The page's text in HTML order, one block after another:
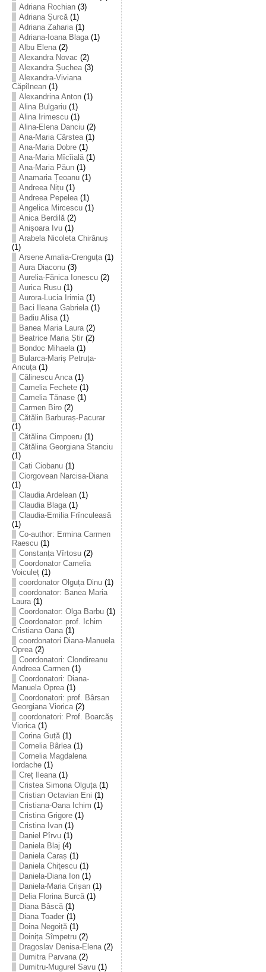
Adriana Rochian(3)
Adriana Șurcă(1)
Adriana Zaharia(1)
Adriana-Ioana Blaga(1)
Albu Elena(2)
Alexandra Novac (2)
Alexandra Șuchea(3)
Alexandra-Viviana
Căpîlnean(1)
Alexandrina Anton(1)
Alina Bulgariu(1)
Alina Irimescu(1)
Alina-Elena Danciu(2)
Ana-Maria Cârstea(1)
Ana-Maria Dobre(1)
Ana-Maria Mîcîială(1)
Ana-Maria Păun(1)
Anamaria Țeoanu(1)
Andreea Nițu(1)
Andreea Pepelea(1)
Angelica Mircescu(1)
Anica Berdilă(2)
Anișoara Ivu(1)
Arabela Nicoleta Chirănuș
(1)
Arsene Amalia-Crenguța(1)
Aura Diaconu(3)
Aurelia-Fănica Ionescu(2)
Aurica Rusu(1)
Aurora-Lucia Irimia(1)
Baci Ileana Gabriela(1)
Badiu Alisa(1)
Banea Maria Laura(2)
Beatrice Maria Știr(2)
Bondoc Mihaela(1)
Bularca-Mariș Petruța-
Ancuța(1)
Călinescu Anca(1)
Camelia Fechete(1)
Camelia Tănase(1)
Carmen Biro(2)
Cătălin Barburaș-Pacurar
(1)
Cătălina Cimpoeru(1)
Cătălina Georgiana Stanciu
(1)
Cati Ciobanu(1)
Ciorgovean Narcisa-Diana
(1)
Claudia Ardelean(1)
Claudia Blaga(1)
Claudia-Emilia Frînculeasă
(1)
Co-author: Ermina Carmen
Raescu(1)
Constanța Vîrtosu(2)
Coordonator Camelia
Voiculeț(1)
coordonator Olguța Dinu(1)
coordonator: Banea Maria
Laura(1)
Coordonator: Olga Barbu(1)
Coordonator: prof. Ichim
Cristiana Oana(1)
coordonatori Diana-Manuela
Oprea(2)
Coordonatori: Clondireanu
Andreea Carmen(1)
Coordonatori: Diana-
Manuela Oprea(1)
Coordonatori: prof. Bârsan
Georgiana Viorica(2)
coordonatori: Prof. Boarcăș
Viorica(1)
Corina Guță(1)
Cornelia Bârlea(1)
Cornelia Magdalena
Iordache(1)
Creț Ileana(1)
Cristea Simona Olguța(1)
Cristian Octavian Eni (1)
Cristiana-Oana Ichim (1)
Cristina Grigore(1)
Cristina Ivan(1)
Daniel Pîrvu(1)
Daniela Blaj (4)
Daniela Caraș (1)
Daniela Chiţescu(1)
Daniela-Diana Ion(1)
Daniela-Maria Crișan(1)
Delia Florina Burcă(1)
Diana Bâscă(1)
Diana Toader(1)
Doina Negoiță(1)
Doinița Sîmpetru(2)
Dragoslav Denisa-Elena(2)
Dumitra Parvana(2)
Dumitru-Mugurel Savu(1)